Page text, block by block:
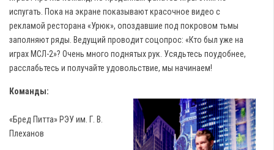
испугать. Пока на экране показывают красочное видео с
рекламой ресторана «Урюк», опоздавшие под покровом тьмы
заполняют ряды. Ведущий проводит соцопрос: «Кто был уже на
играх МСЛ-2»? Очень много поднятых рук. Усядьтесь поудобнее,
расслабьтесь и получайте удовольствие, мы начинаем!
Команды:
«Бред Питта» РЭУ им. Г. В.
Плеханов